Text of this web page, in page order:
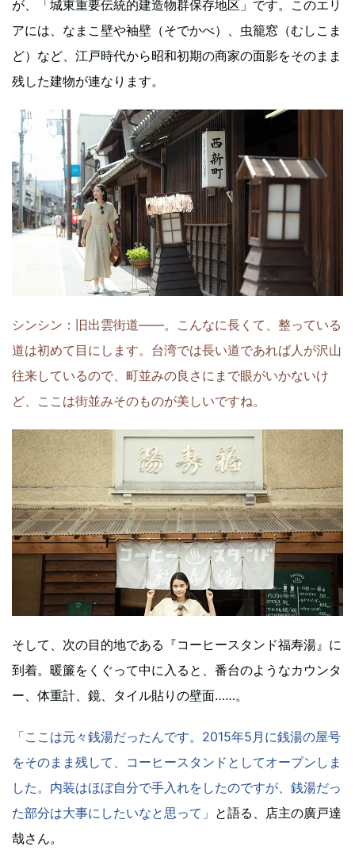
が、「城東重要伝統的建造物群保存地区」です。このエリ
アには、なまこ壁や袖壁（そでかべ）、虫籠窓（むしこま
ど）など、江戸時代から昭和初期の商家の面影をそのまま
残した建物が連なります。
シンシン：旧出雲街道――。こんなに長くて、整っている
道は初めて目にします。台湾では長い道であれば人が沢山
往来しているので、町並みの良さにまで眼がいかないけ
ど、ここは街並みそのものが美しいですね。
そして、次の目的地である『コーヒースタンド福寿湯』に
到着。暖簾をくぐって中に入ると、番台のようなカウンタ
ー、体重計、鏡、タイル貼りの壁面……。
「ここは元々銭湯だったんです。2015年5月に銭湯の屋号
をそのまま残して、コーヒースタンドとしてオープンしま
した。内装はほぼ自分で手入れをしたのですが、銭湯だっ
た部分は大事にしたいなと思って」 と語る、店主の廣戸達
哉さん。